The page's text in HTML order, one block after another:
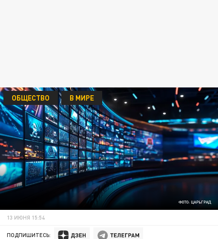
ФОТО: ЦАРЬГРАД
ОБЩЕСТВО В МИРЕ
13 ИЮНЯ 15:54
ПОДПИШИТЕСЬ: